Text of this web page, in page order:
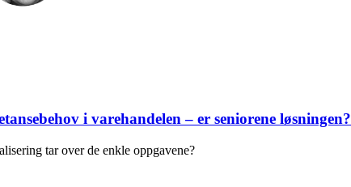
i varehandelen – er seniorene løsningen?
tar over de enkle oppgavene?